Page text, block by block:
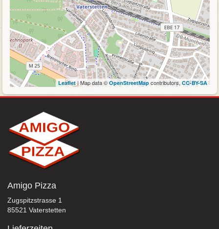
Leaflet| Map data © OpenStreetMapcontributors,CC-BY-SA
Amigo Pizza
Zugspitzstrasse 1
85521 Vaterstetten